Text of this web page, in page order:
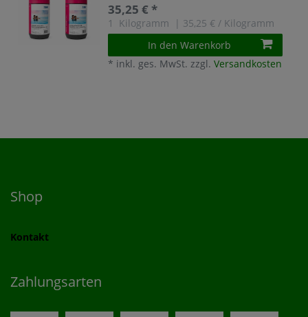
35,25 € *
1 Kilogramm
| 35,25 € / Kilogramm
In den Warenkorb
* inkl. ges. MwSt. zzgl.Versandkosten
Shop
Kontakt
Zahlungsarten